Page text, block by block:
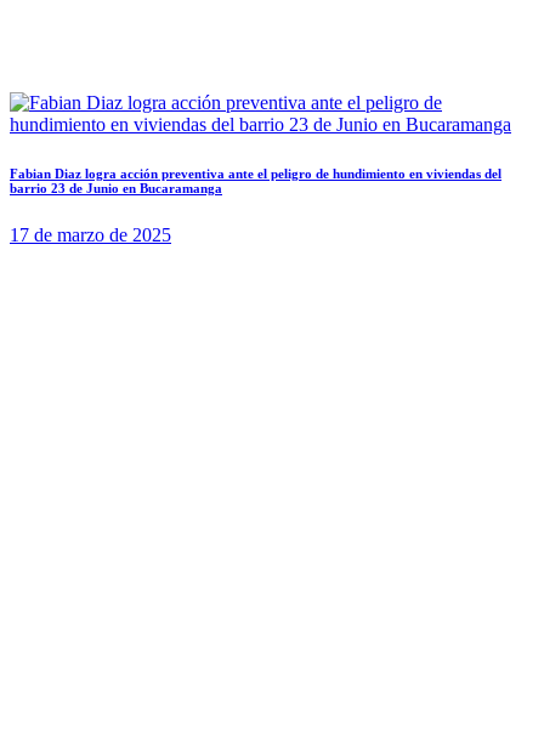
Fabian Diaz logra acción preventiva ante el peligro de hundimiento en viviendas del
barrio 23 de Junio en Bucaramanga
17 de marzo de 2025